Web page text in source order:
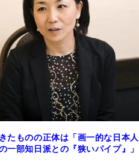
たものの正体は「画一的な日本人
一部知日派との『狭いパイプ』」